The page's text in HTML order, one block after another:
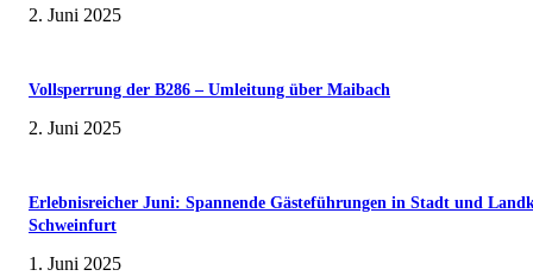
2. Juni 2025
Vollsperrung der B286 – Umleitung über Maibach
2. Juni 2025
Erlebnisreicher Juni: Spannende Gästeführungen in Stadt und
Schweinfurt
1. Juni 2025